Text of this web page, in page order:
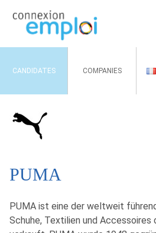
CANDIDATES COMPANIES
PUMA
PUMA ist eine der weltweit
Schuhe, Textilien und